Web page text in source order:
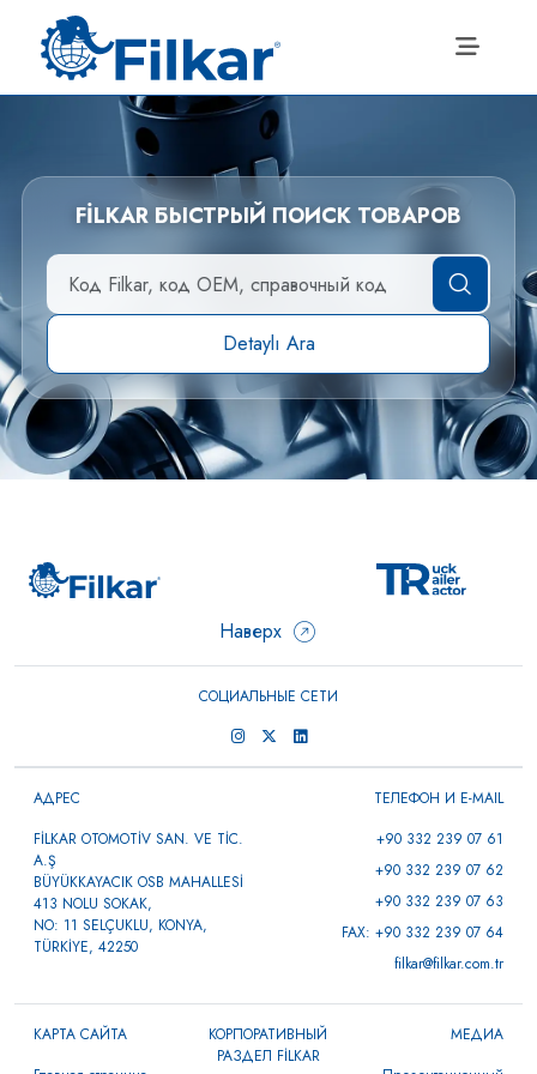
FİLKAR БЫСТРЫЙ ПОИСК ТОВАРОВ
Detaylı Ara
Наверх
СОЦИАЛЬНЫЕ СЕТИ
АДРЕС
FİLKAR OTOMOTİV SAN. VE TİC.
A.Ş
BÜYÜKKAYACIK OSB MAHALLESİ
413 NOLU SOKAK,
NO: 11 SELÇUKLU, KONYA,
TÜRKİYE, 42250
ТЕЛЕФОН И E-MAIL
+90 332 239 07 61
+90 332 239 07 62
+90 332 239 07 63
FAX: +90 332 239 07 64
filkar@filkar.com.tr
КАРТА САЙТА
КОРПОРАТИВНЫЙ
РАЗДЕЛ FİLKAR
МЕДИА